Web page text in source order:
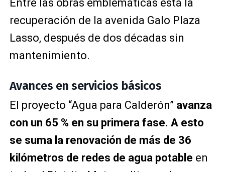
Entre las obras emblemáticas está la
recuperación de la avenida Galo Plaza
Lasso, después de dos décadas sin
mantenimiento.
Avances en servicios básicos
El proyecto “Agua para Calderón” avanza
con un 65 % en su primera fase. A esto
se suma la renovación de más de 36
kilómetros de redes de agua potable en